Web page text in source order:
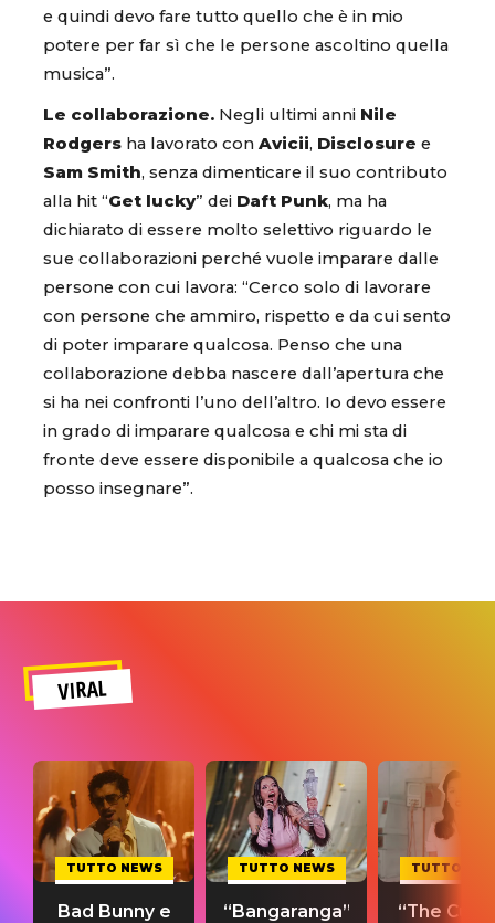
e quindi devo fare tutto quello che è in mio
potere per far sì che le persone ascoltino quella
musica”.
Le collaborazione. Negli ultimi anni Nile
Rodgers ha lavorato con Avicii, Disclosure e
Sam Smith, senza dimenticare il suo contributo
alla hit “Get lucky” dei Daft Punk, ma ha
dichiarato di essere molto selettivo riguardo le
sue collaborazioni perché vuole imparare dalle
persone con cui lavora: “Cerco solo di lavorare
con persone che ammiro, rispetto e da cui sento
di poter imparare qualcosa. Penso che una
collaborazione debba nascere dall’apertura che
si ha nei confronti l’uno dell’altro. Io devo essere
in grado di imparare qualcosa e chi mi sta di
fronte deve essere disponibile a qualcosa che io
posso insegnare”.
VIRAL
TUTTO NEWS
Bad Bunny e
TUTTO NEWS
“Bangaranga”
TUTTO
“The